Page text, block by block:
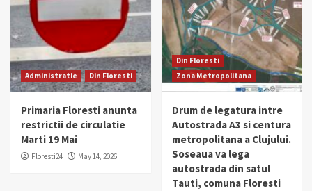
Administratie Din Floresti
Primaria Floresti anunta
restrictii de circulatie
Marti 19 Mai
Floresti24 May 14, 2026
Din Floresti
Zona Metropolitana
Drum de legatura intre
Autostrada A3 si centura
metropolitana a Clujului.
Soseaua va lega
autostrada din satul
Tauti, comuna Floresti